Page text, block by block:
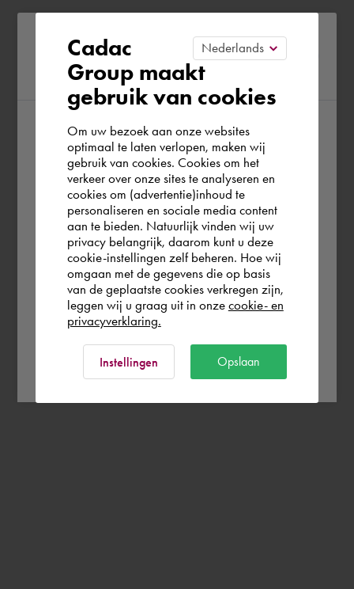
Please confirm your current
region
According to us you are situated in Rest of
the world. Please confirm in which country
you wish to shop.
Schweiz
Rest of the world
Cadac
Group maakt
gebruik van cookies
Om uw bezoek aan onze websites
optimaal te laten verlopen, maken wij
gebruik van cookies. Cookies om het
verkeer over onze sites te analyseren en
cookies om (advertentie)inhoud te
personaliseren en sociale media content
aan te bieden. Natuurlijk vinden wij uw
privacy belangrijk, daarom kunt u deze
cookie-instellingen zelf beheren. Hoe wij
omgaan met de gegevens die op basis
van de geplaatste cookies verkregen zijn,
leggen wij u graag uit in onze cookie- en
privacyverklaring.
Instellingen Opslaan